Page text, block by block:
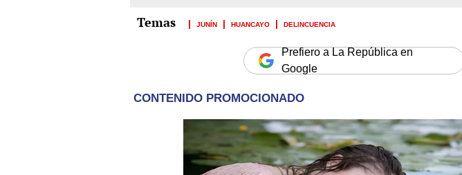
JUNÍN HUANCAYO DELINCUENCIA
Prefiero a La República en
Google